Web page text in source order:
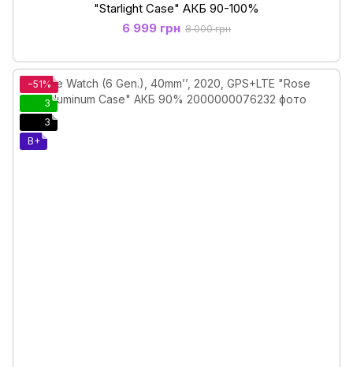
"Starlight Case" АКБ 90-100%
6 999 грн 8 000 грн
−51%
3
3
B+